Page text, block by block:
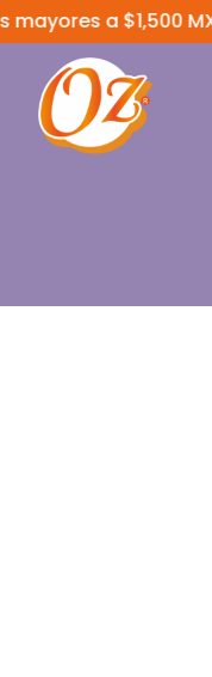
a $1,500 MXN •